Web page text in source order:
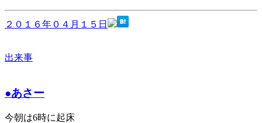
２０１６年０４月１５日
出来事
●あさー
今朝は6時に起床